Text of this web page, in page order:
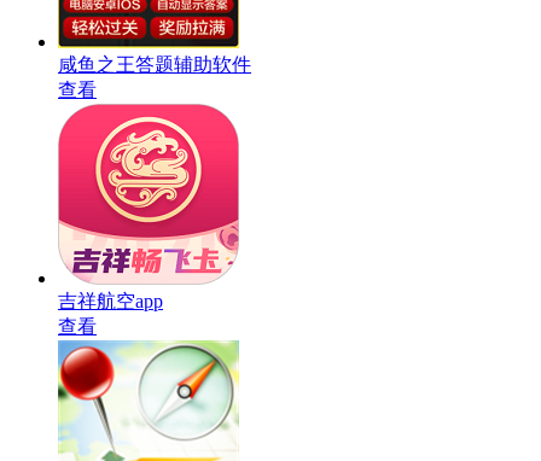
咸鱼之王答题辅助软件
查看
吉祥航空app
查看